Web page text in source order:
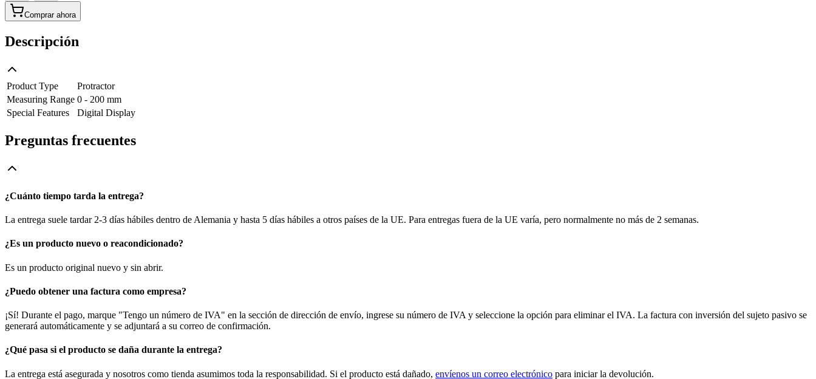
Comprar ahora
Descripción
Product Type
Protractor
Measuring Range 0 - 200 mm
Special Features
Digital Display
Preguntas frecuentes
¿Cuánto tiempo tarda la entrega?
La entrega suele tardar 2-3 días hábiles dentro de Alemania y hasta 5 días hábiles a otros países de la UE. Para entregas fuera de la UE varía, pero normalmente no más de 2 semanas.
¿Es un producto nuevo o reacondicionado?
Es un producto original nuevo y sin abrir.
¿Puedo obtener una factura como empresa?
¡Sí! Durante el pago, marque "Tengo un número de IVA" en la sección de dirección de envío, ingrese su número de IVA y seleccione la opción para eliminar el IVA. La factura con inversión del sujeto pasivo se
generará automáticamente y se adjuntará a su correo de confirmación.
¿Qué pasa si el producto se daña durante la entrega?
La entrega está asegurada y nosotros como tienda asumimos toda la responsabilidad. Si el producto está dañado, envíenos un correo electrónico para iniciar la devolución.